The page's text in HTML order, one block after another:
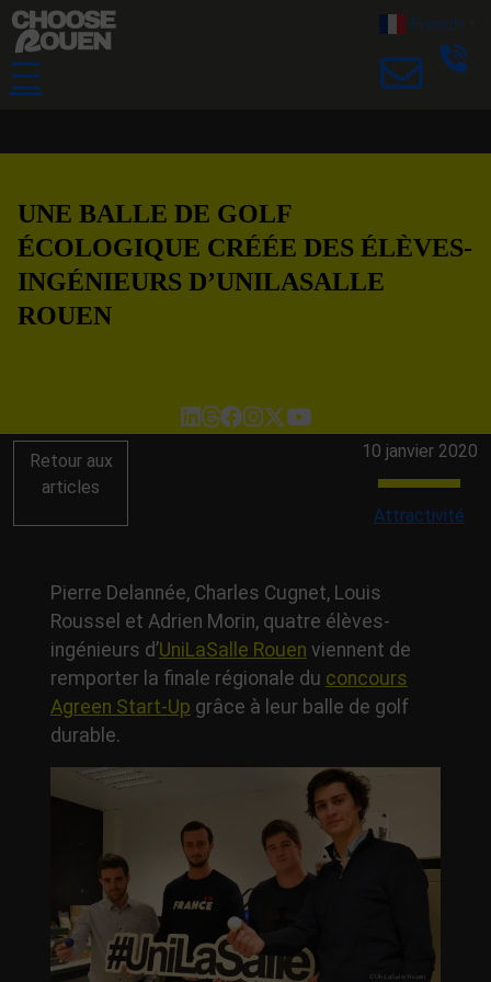
☰
French
UNE BALLE DE GOLF
ÉCOLOGIQUE CRÉÉE DES ÉLÈVES-
INGÉNIEURS D’UNILASALLE
ROUEN
Retour aux
articles
10 janvier 2020
Attractivité
Pierre Delannée, Charles Cugnet, Louis
Roussel et Adrien Morin, quatre élèves-
ingénieurs d’UniLaSalle Rouen viennent de
remporter la finale régionale du concours
Agreen Start-Up grâce à leur balle de golf
durable.